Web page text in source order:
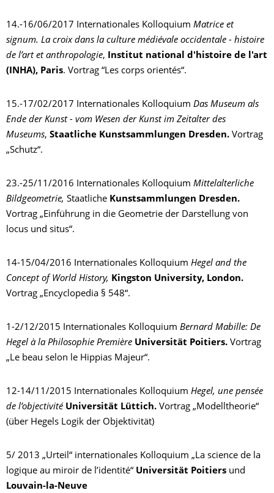
14.-16/06/2017 Internationales Kolloquium Matrice et
signum. La croix dans la culture médiévale occidentale - histoire
de l’art et anthropologie, Institut national d'histoire de l'art
(INHA), Paris. Vortrag “Les corps orientés“.
15.-17/02/2017 Internationales Kolloquium Das Museum als
Ende der Kunst - vom Wesen der Kunst im Zeitalter des
Museums, Staatliche Kunstsammlungen Dresden. Vortrag
„Schutz“.
23.-25/11/2016 Internationales Kolloquium Mittelalterliche
Bildgeometrie, Staatliche Kunstsammlungen Dresden.
Vortrag „Einführung in die Geometrie der Darstellung von
locus und situs“.
14-15/04/2016 Internationales Kolloquium Hegel and the
Concept of World History, Kingston University, London.
Vortrag „Encyclopedia § 548“.
1-2/12/2015 Internationales Kolloquium Bernard Mabille: De
Hegel à la Philosophie Première Universität Poitiers. Vortrag
„Le beau selon le Hippias Majeur“.
12-14/11/2015 Internationales Kolloquium Hegel, une pensée
de l’objectivité Universität Lüttich. Vortrag „Modelltheorie“
(über Hegels Logik der Objektivität)
5/ 2013 „Urteil“ internationales Kolloquium „La science de la
logique au miroir de l’identité“ Universität Poitiers und
Louvain-la-Neuve